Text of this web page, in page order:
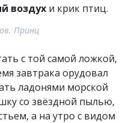
воздух и крик птиц.
Принц
с той самой ложкой,
завтрака орудовал
ладонями морской
со звёздной пылью,
а на утро с видом